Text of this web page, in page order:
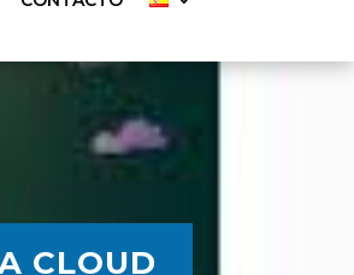
CLOUD